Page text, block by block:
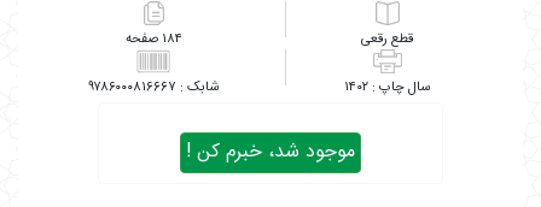
رقعی ۱۸۴
۱۴۰۲ ۹۷۸۶۰۰۰۸۱۶۶۶۷
موجود شد، خبرم کن !